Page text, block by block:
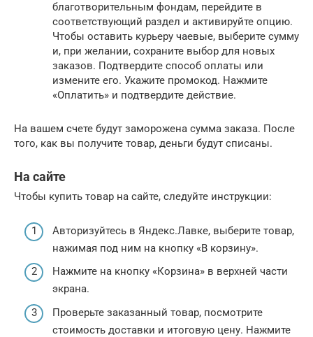
благотворительным фондам, перейдите в
соответствующий раздел и активируйте опцию.
Чтобы оставить курьеру чаевые, выберите сумму
и, при желании, сохраните выбор для новых
заказов. Подтвердите способ оплаты или
измените его. Укажите промокод. Нажмите
«Оплатить» и подтвердите действие.
На вашем счете будут заморожена сумма заказа. После
того, как вы получите товар, деньги будут списаны.
На сайте
Чтобы купить товар на сайте, следуйте инструкции:
Авторизуйтесь в Яндекс.Лавке, выберите товар,
нажимая под ним на кнопку «В корзину».
Нажмите на кнопку «Корзина» в верхней части
экрана.
Проверьте заказанный товар, посмотрите
стоимость доставки и итоговую цену. Нажмите